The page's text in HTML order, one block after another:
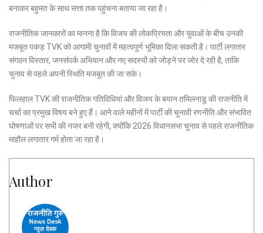
बनाकर बहुमत के साथ सत्ता तक पहुंचना बताया जा रहा है।
राजनीतिक जानकारों का मानना है कि विजय की लोकप्रियता और युवाओं के बीच उनकी
मजबूत पकड़ TVK को आगामी चुनावों में महत्वपूर्ण भूमिका दिला सकती है। पार्टी लगातार
संगठन विस्तार, जनसंपर्क अभियान और नए सदस्यों को जोड़ने पर जोर दे रही है, ताकि
चुनाव से पहले अपनी स्थिति मजबूत की जा सके।
फिलहाल TVK की राजनीतिक गतिविधियां और विजय के बयान तमिलनाडु की राजनीति में
चर्चा का प्रमुख विषय बने हुए हैं। आने वाले महीनों में पार्टी की चुनावी रणनीति और संभावित
घोषणाओं पर सभी की नजर बनी रहेगी, क्योंकि 2026 विधानसभा चुनाव से पहले राजनीतिक
माहौल लगातार गर्म होता जा रहा है।
Author